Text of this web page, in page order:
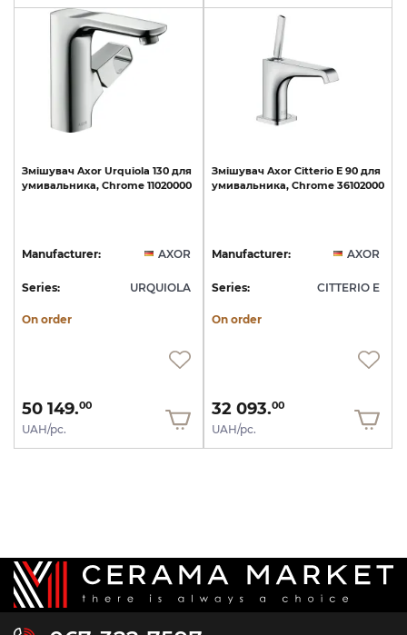
Змішувач Axor Urquiola 130 для
умивальника, Chrome 11020000
Manufacturer: AXOR
Series: URQUIOLA
On order
50 149.00
UAH/pc.
Змішувач Axor Citterio E 90 для
умивальника, Chrome 36102000
Manufacturer: AXOR
Series: CITTERIO E
On order
32 093.00
UAH/pc.